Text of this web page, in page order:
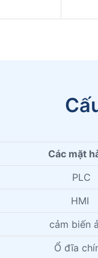
Các mặt
PLC
HMI
cảm biến
Ổ đĩa